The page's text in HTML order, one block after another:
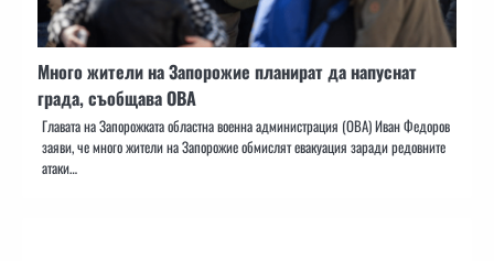
Много жители на Запорожие планират да напуснат
града, съобщава ОВА
Главата на Запорожката областна военна администрация (ОВА) Иван Федоров
заяви, че много жители на Запорожие обмислят евакуация заради редовните
атаки…